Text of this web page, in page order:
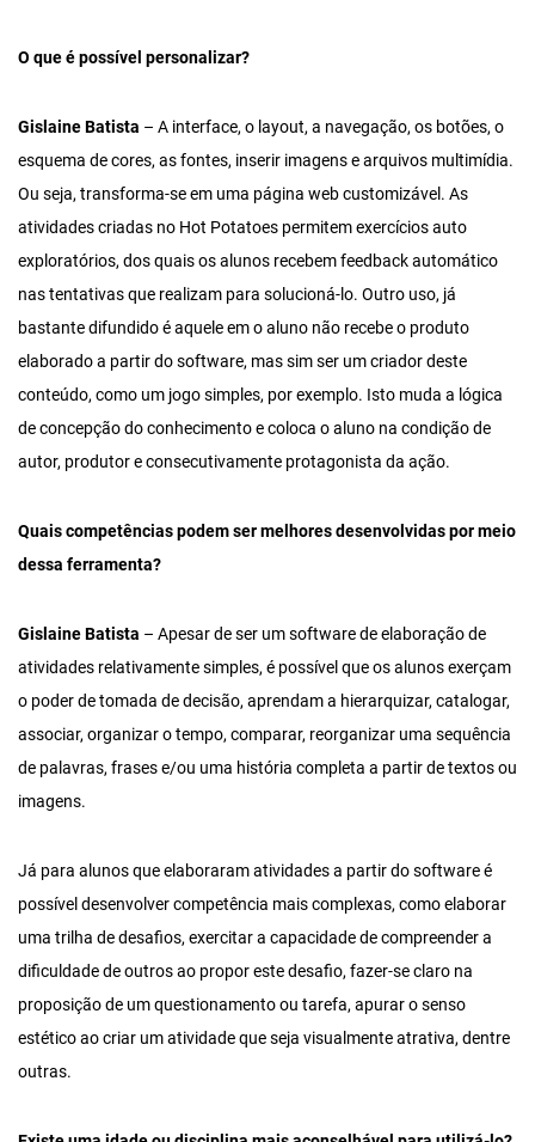
O que é possível personalizar?
Gislaine Batista – A interface, o layout, a navegação, os botões, o
esquema de cores, as fontes, inserir imagens e arquivos multimídia.
Ou seja, transforma-se em uma página web customizável. As
atividades criadas no Hot Potatoes permitem exercícios auto
exploratórios, dos quais os alunos recebem feedback automático
nas tentativas que realizam para solucioná-lo. Outro uso, já
bastante difundido é aquele em o aluno não recebe o produto
elaborado a partir do software, mas sim ser um criador deste
conteúdo, como um jogo simples, por exemplo. Isto muda a lógica
de concepção do conhecimento e coloca o aluno na condição de
autor, produtor e consecutivamente protagonista da ação.
Quais competências podem ser melhores desenvolvidas por meio
dessa ferramenta?
Gislaine Batista – Apesar de ser um software de elaboração de
atividades relativamente simples, é possível que os alunos exerçam
o poder de tomada de decisão, aprendam a hierarquizar, catalogar,
associar, organizar o tempo, comparar, reorganizar uma sequência
de palavras, frases e/ou uma história completa a partir de textos ou
imagens.
Já para alunos que elaboraram atividades a partir do software é
possível desenvolver competência mais complexas, como elaborar
uma trilha de desafios, exercitar a capacidade de compreender a
dificuldade de outros ao propor este desafio, fazer-se claro na
proposição de um questionamento ou tarefa, apurar o senso
estético ao criar um atividade que seja visualmente atrativa, dentre
outras.